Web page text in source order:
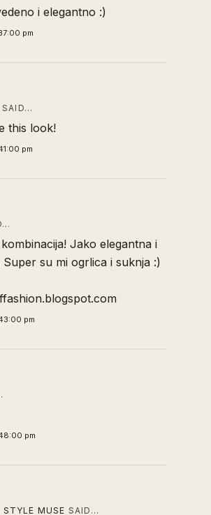
i elegantno :)
pm
SAID…
this look!
pm
Jako elegantna i
Super su mi ogrlica i suknja :)
pm
pm
MUSE SAID…